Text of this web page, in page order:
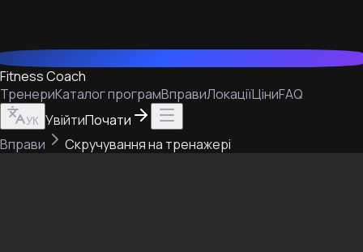
Fitness Coach
ТренериКаталог програмВправиЛокаціїЦіниFAQ
УК УвійтиПочати
Вправи
Скручування на тренажері